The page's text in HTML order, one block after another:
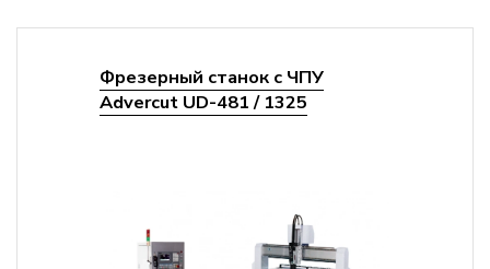
Фрезерный станок с ЧПУ
Advercut UD-481 / 1325